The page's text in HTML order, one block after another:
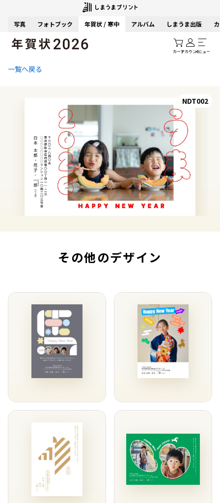
写真 フォトブック 年賀状 / 寒中 アルバム しまうま出版
カートアカウントメニュー
一覧へ戻る
NDT002
その他のデザイン